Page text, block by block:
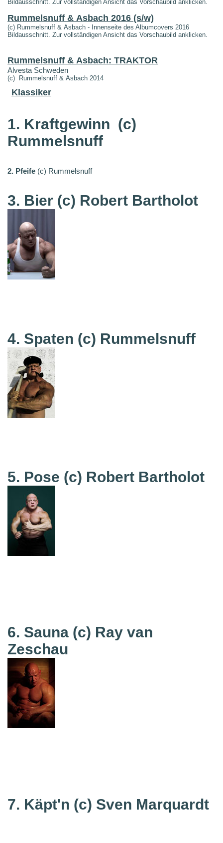
Bildausschnitt. Zur vollständigen Ansicht das Vorschaubild anklicken.
Rummelsnuff & Asbach 2016 (s/w)
(c) Rummelsnuff & Asbach - Innenseite des Albumcovers 2016
Bildausschnitt. Zur vollständigen Ansicht das Vorschaubild anklicken.
Rummelsnuff & Asbach: TRAKTOR
Alvesta Schweden
(c) Rummelsnuff & Asbach 2014
Klassiker
1. Kraftgewinn (c)
Rummelsnuff
2. Pfeife (c) Rummelsnuff
3. Bier (c) Robert Bartholot
4. Spaten (c) Rummelsnuff
5. Pose (c) Robert Bartholot
6. Sauna (c) Ray van
Zeschau
7. Käpt'n (c) Sven Marquardt